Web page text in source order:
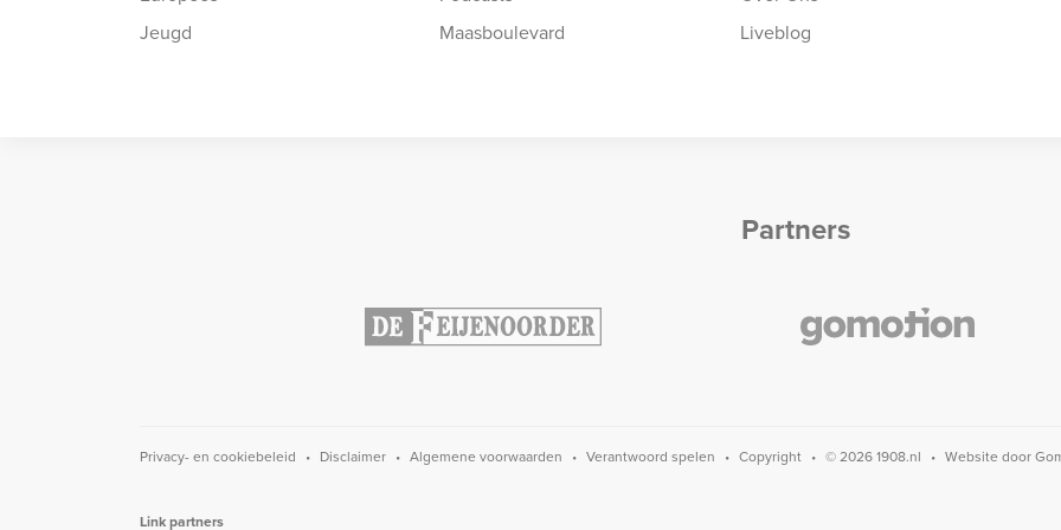
Jeugd
Maasboulevard
Liveblog
Partners
Privacy- en cookiebeleid Disclaimer Algemene voorwaarden Verantwoord spelen Copyright © 2026 1908.nl Website door
Link partners